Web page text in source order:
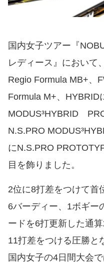
国内女子ツアー『
レディース』において
Regio Formula MB+、
Formula M+、HYBRID
MODUS³HYBRID
N.S.PRO
にN.S.PRO
目を飾りました。
2位に8打差をつけて首
6バーディー、1ボギー
ードを6打更新した通
11打差をつける圧勝と
国内女子の4日間大会